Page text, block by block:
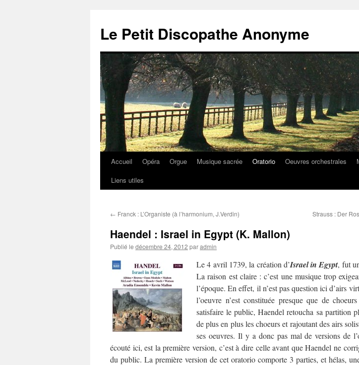
contenu
Le Petit Discopathe Anonyme
Accueil Opéra Orgue Musique sacrée Oratorio Oeuvres orchestrales
Liens utiles
← Franck : L’Organiste (à l’harmonium, J.Verdin) Strauss : Der
Haendel : Israel in Egypt (K. Mallon)
Publié le décembre 24, 2012 paradmin
Le 4 avril 1739, la création d’Israel in Egypt, fut
La raison est claire : c’est une musique trop
l’époque. En effet, il n’est pas question ici d’airs
l’oeuvre n’est constituée presque que de
satisfaire le public, Haendel retoucha sa partition
de plus en plus leschoeurs et rajoutant des airs
ses oeuvres. Il y a donc pas mal de versions de
écouté ici, est la première version, c’est à dire celle avant que Haendel ne
du public. La première version de cet oratorio comporte 3 parties, et hélas,